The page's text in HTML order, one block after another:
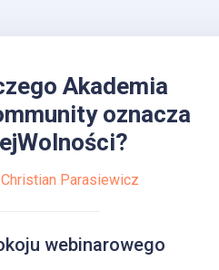
Akademia
oznacza
Christian Parasiewicz
webinarowego